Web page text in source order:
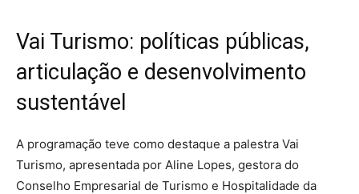
Vai Turismo: políticas públicas,
articulação e desenvolvimento
sustentável
A programação teve como destaque a palestra Vai
Turismo, apresentada por Aline Lopes, gestora do
Conselho Empresarial de Turismo e Hospitalidade da